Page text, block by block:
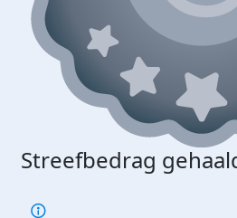
Streefbedrag